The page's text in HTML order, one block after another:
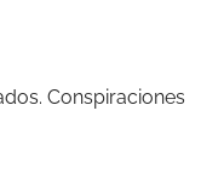
Conspiraciones